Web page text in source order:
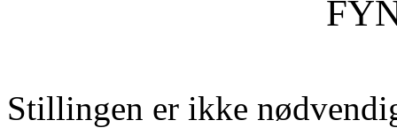
Stillingen er ikke